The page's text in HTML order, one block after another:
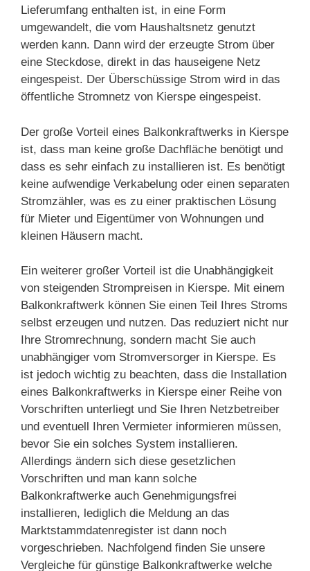
Lieferumfang enthalten ist, in eine Form
umgewandelt, die vom Haushaltsnetz genutzt
werden kann. Dann wird der erzeugte Strom über
eine Steckdose, direkt in das hauseigene Netz
eingespeist. Der Überschüssige Strom wird in das
öffentliche Stromnetz von Kierspe eingespeist.
Der große Vorteil eines Balkonkraftwerks in Kierspe
ist, dass man keine große Dachfläche benötigt und
dass es sehr einfach zu installieren ist. Es benötigt
keine aufwendige Verkabelung oder einen separaten
Stromzähler, was es zu einer praktischen Lösung
für Mieter und Eigentümer von Wohnungen und
kleinen Häusern macht.
Ein weiterer großer Vorteil ist die Unabhängigkeit
von steigenden Strompreisen in Kierspe. Mit einem
Balkonkraftwerk können Sie einen Teil Ihres Stroms
selbst erzeugen und nutzen. Das reduziert nicht nur
Ihre Stromrechnung, sondern macht Sie auch
unabhängiger vom Stromversorger in Kierspe. Es
ist jedoch wichtig zu beachten, dass die Installation
eines Balkonkraftwerks in Kierspe einer Reihe von
Vorschriften unterliegt und Sie Ihren Netzbetreiber
und eventuell Ihren Vermieter informieren müssen,
bevor Sie ein solches System installieren.
Allerdings ändern sich diese gesetzlichen
Vorschriften und man kann solche
Balkonkraftwerke auch Genehmigungsfrei
installieren, lediglich die Meldung an das
Marktstammdatenregister ist dann noch
vorgeschrieben. Nachfolgend finden Sie unsere
Vergleiche für günstige Balkonkraftwerke welche